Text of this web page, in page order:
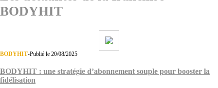
BODYHIT
BODYHIT-Publié le 20/08/2025
BODYHIT : une stratégie d’abonnement souple pour booster la
fidélisation